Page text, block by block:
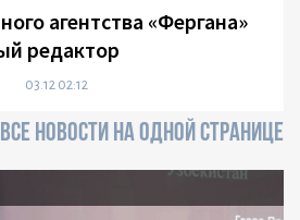
агентства «Фергана»
редактор
03.12 02:12
НОВОСТИ НА ОДНОЙ СТРАНИЦЕ